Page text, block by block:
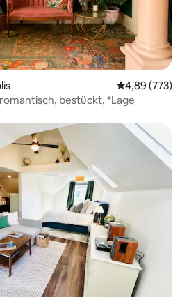
4,89 (773)
bestückt, *Lage